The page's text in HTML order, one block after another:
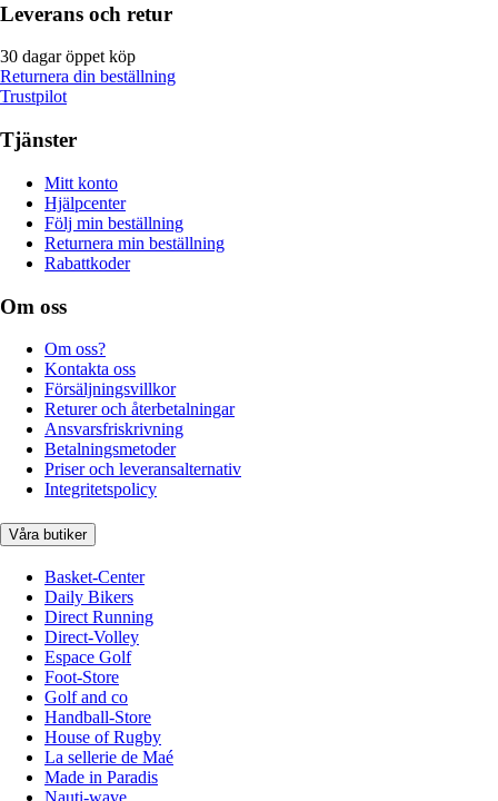
Leverans och retur
30 dagar öppet köp
Returnera din beställning
Trustpilot
Tjänster
Mitt konto
Hjälpcenter
Följ min beställning
Returnera min beställning
Rabattkoder
Om oss
Om oss?
Kontakta oss
Försäljningsvillkor
Returer och återbetalningar
Ansvarsfriskrivning
Betalningsmetoder
Priser och leveransalternativ
Integritetspolicy
Våra butiker
Basket-Center
Daily Bikers
Direct Running
Direct-Volley
Espace Golf
Foot-Store
Golf and co
Handball-Store
House of Rugby
La sellerie de Maé
Made in Paradis
Nauti-wave